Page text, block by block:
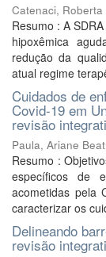
Catenaci, Roberta
Resumo : A
hipoxêmica
redução da
atual regime
Cuidados de
Covid-19 em
revisão
Paula, Ariane
Resumo :
específicos de
acometidas pela
caracterizar os
Delineando
revisão